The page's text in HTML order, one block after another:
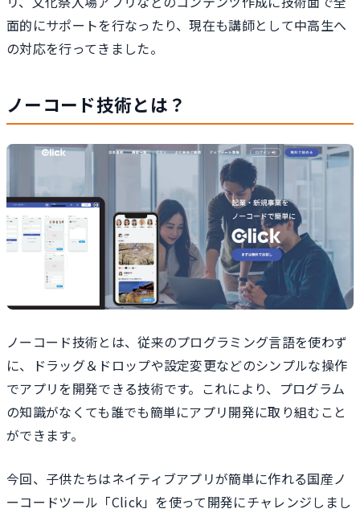
面的にサポートを行なったり、現在も講師として中高生へ
の対応を行ってきました。
ノーコード技術とは？
ノーコード技術とは、従来のプログラミング言語を使わず
に、ドラッグ＆ドロップや設定変更などのシンプルな操作
でアプリを開発できる技術です。これにより、プログラム
の知識がなくても誰でも簡単にアプリ開発に取り組むこと
ができます。
今回、子供たちはネイティブアプリが簡単に作れる国産ノ
ーコードツール「Click」を使って開発にチャレンジしまし